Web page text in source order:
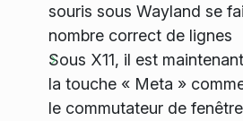
souris sous Wayland se
nombre correct de lignes
Sous X11, il est
la touche « Meta »
le commutateur de